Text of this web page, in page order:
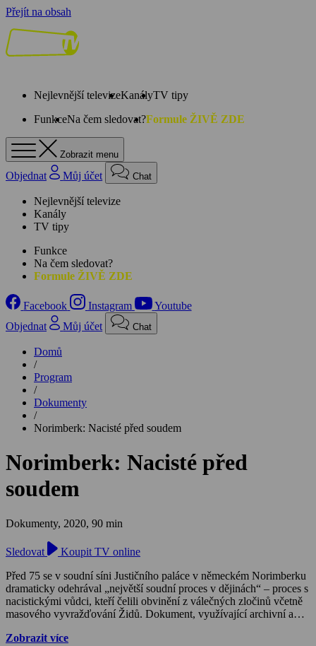
Přejít na obsah
Nejlevnější televizeKanályTV tipy
FunkceNa čem sledovat?Formule ŽIVĚ ZDE
Zobrazit menu
Objednat Můj účet Chat
Nejlevnější televize
Kanály
TV tipy
Funkce
Na čem sledovat?
Formule ŽIVĚ ZDE
Facebook Instagram
Youtube
Objednat
Můj účet Chat
Domů
/
Program
/
Dokumenty
/
Norimberk: Nacisté před soudem
Norimberk: Nacisté před
soudem
Dokumenty, 2020, 90 min
Sledovat
Koupit TV online
Před 75 se v soudní síni Justičního paláce v německém Norimberku
dramaticky odehrával „největší soudní proces v dějinách“ – proces s
nacistickými vůdci, kteří čelili obvinění z válečných zločinů včetně
masového vyvražďování Židů. Dokument, využívající archivní a
ukazuje boj za spravedlnost pro oběti nacistických zločinů. Podaří se
Zobrazit více